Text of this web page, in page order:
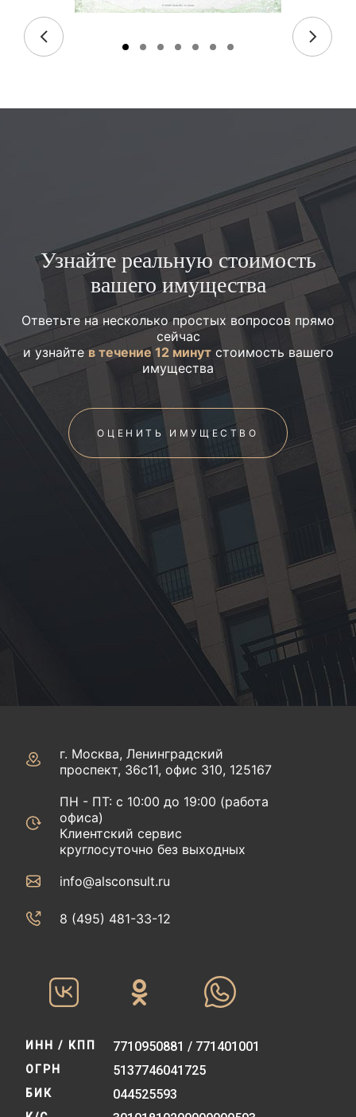
Узнайте реальную стоимость
вашего имущества
Ответьте на несколько простых вопросов прямо
сейчас
и узнайтев течение 12 минутстоимость вашего
имущества
ОЦЕНИТЬ ИМУЩЕСТВО
г. Москва, Ленинградский
проспект, 36с11, офис 310, 125167
ПН - ПТ: с 10:00 до 19:00 (работа
офиса)
Клиентский сервис
круглосуточно без выходных
info@alsconsult.ru
8 (495) 481-33-12‬‬
ИНН / КПП 7710950881 / 771401001
ОГРН 5137746041725
БИК 044525593